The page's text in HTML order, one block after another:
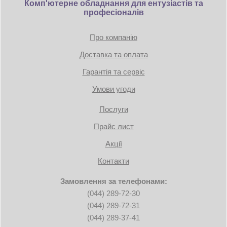
Комп'ютерне обладнання для ентузіастів та
професіоналів
Про компанію
Доставка та оплата
Гарантія та сервіс
Умови угоди
Послуги
Прайс лист
Акції
Контакти
Замовлення за телефонами:
(044) 289-72-30
(044) 289-72-31
(044) 289-37-41